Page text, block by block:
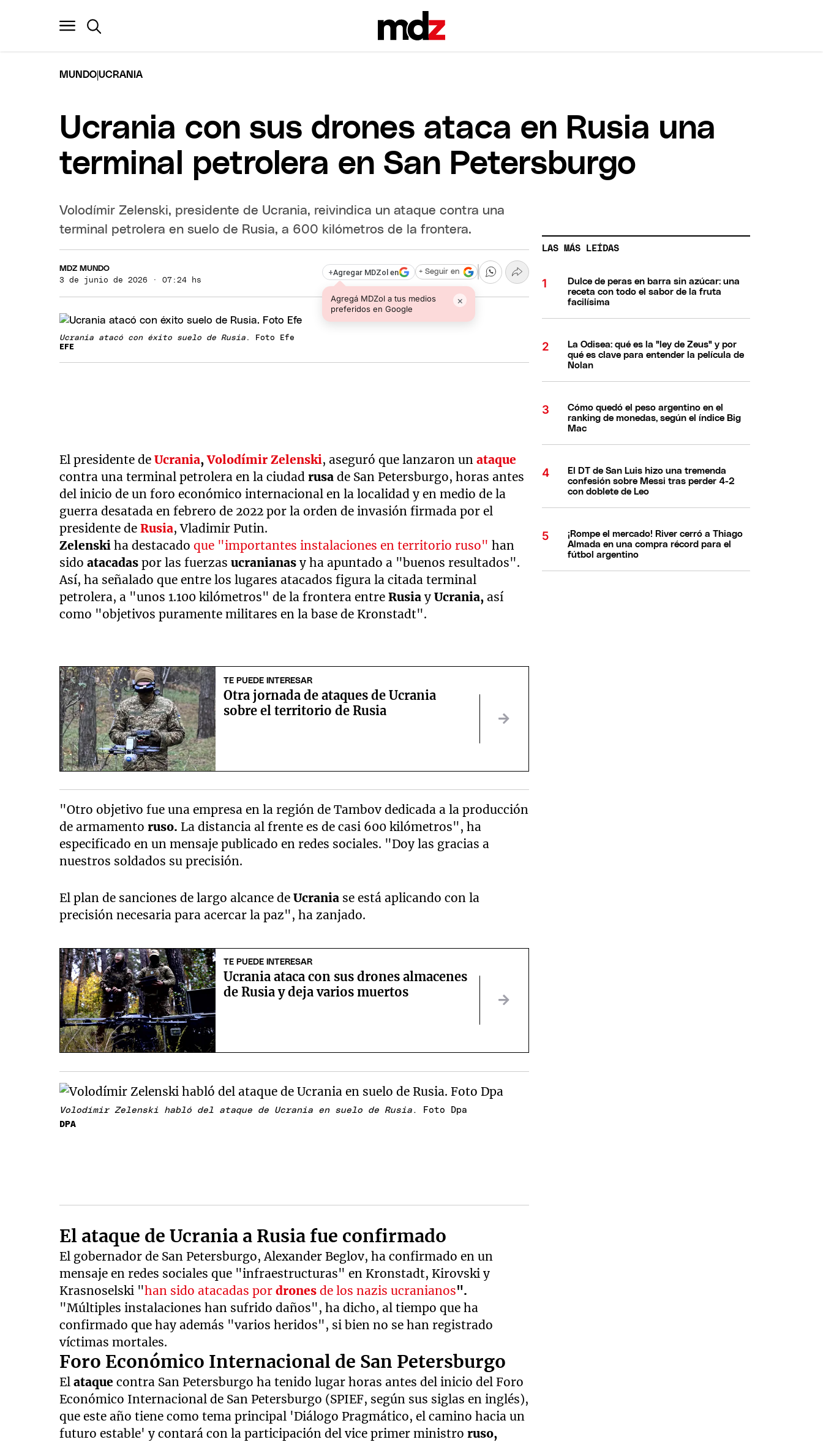
MUNDO|UCRANIA
Ucrania con sus drones ataca en Rusia una
terminal petrolera en San Petersburgo
Volodímir Zelenski, presidente de Ucrania, reivindica un ataque contra una
terminal petrolera en suelo de Rusia, a 600 kilómetros de la frontera.
MDZ MUNDO
3 de junio de 2026 · 07:24 hs
+Agregar MDZol en
Agregá MDZol a tus medios
preferidos en Google
×
+ Seguir en
Ucrania atacó con éxito suelo de Rusia . Foto Efe
EFE
El presidente deUcrania, Volodímir Zelenski, aseguró que lanzaron unataque
contra una terminal petrolera en la ciudadrusa de San Petersburgo, horas antes
del inicio de un foro económico internacional en la localidad y en medio de la
guerra desatada en febrero de 2022 por la orden de invasión firmada por el
presidente deRusia, Vladimir Putin.
Zelenski ha destacadoque "importantes instalaciones en territorio ruso" han
sidoatacadas por las fuerzasucranianas y ha apuntado a "buenos resultados".
Así, ha señalado que entre los lugares atacados figura la citada terminal
petrolera, a "unos 1.100 kilómetros" de la frontera entreRusia yUcrania, así
como "objetivos puramente militares en la base de Kronstadt".
TE PUEDE INTERESAR
Otra jornada de ataques de Ucrania
sobre el territorio de Rusia
"Otro objetivo fue una empresa en la región de Tambov dedicada a la producción
de armamentoruso. La distancia al frente es de casi 600 kilómetros", ha
especificado en un mensaje publicado en redes sociales. "Doy las gracias a
nuestros soldados su precisión.
El plan de sanciones de largo alcance deUcrania se está aplicando con la
precisión necesaria para acercar la paz", ha zanjado.
TE PUEDE INTERESAR
Ucrania ataca con sus drones almacenes
de Rusia y deja varios muertos
Volodímir Zelenski habló del ataque de Ucrania en suelo de Rusia . Foto Dpa
DPA
El ataque de Ucrania a Rusia fue confirmado
El gobernador de San Petersburgo, Alexander Beglov, ha confirmado en un
mensaje en redes sociales que "infraestructuras" en Kronstadt, Kirovski y
Krasnoselski "han sido atacadas pordrones de los nazis ucranianos".
"Múltiples instalaciones han sufrido daños", ha dicho, al tiempo que ha
confirmado que hay además "varios heridos", si bien no se han registrado
víctimas mortales.
Foro Económico Internacional de San Petersburgo
Elataque contra San Petersburgo ha tenido lugar horas antes del inicio del Foro
Económico Internacional de San Petersburgo (SPIEF, según sus siglas en inglés),
que este año tiene como tema principal 'Diálogo Pragmático, el camino hacia un
futuro estable' y contará con la participación del vice primer ministroruso,
LAS MÁS LEÍDAS
Dulce de peras en barra sin azúcar: una
receta con todo el sabor de la fruta
facilísima
La Odisea: qué es la "ley de Zeus" y por
qué es clave para entender la película de
Nolan
Cómo quedó el peso argentino en el
ranking de monedas, según el índice Big
Mac
El DT de San Luis hizo una tremenda
confesión sobre Messi tras perder 4-2
con doblete de Leo
¡Rompe el mercado! River cerró a Thiago
Almada en una compra récord para el
fútbol argentino